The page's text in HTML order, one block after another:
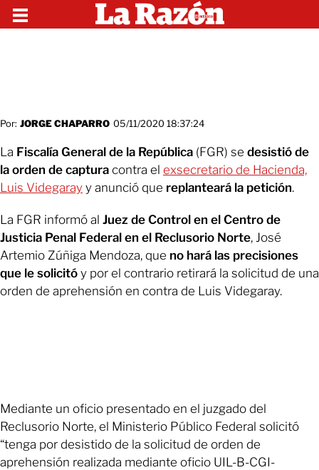
Por: JORGE CHAPARRO 05/11/2020 18:37:24
La Fiscalía General de la República (FGR) se desistió de
la orden de captura contra el exsecretario de Hacienda,
Luis Videgaray y anunció que replanteará la petición.
La FGR informó al Juez de Control en el Centro de
Justicia Penal Federal en el Reclusorio Norte, José
Artemio Zúñiga Mendoza, que no hará las precisiones
que le solicitó y por el contrario retirará la solicitud de una
orden de aprehensión en contra de Luis Videgaray.
Mediante un oficio presentado en el juzgado del
Reclusorio Norte, el Ministerio Público Federal solicitó
“tenga por desistido de la solicitud de orden de
aprehensión realizada mediante oficio UIL-B-CGI-